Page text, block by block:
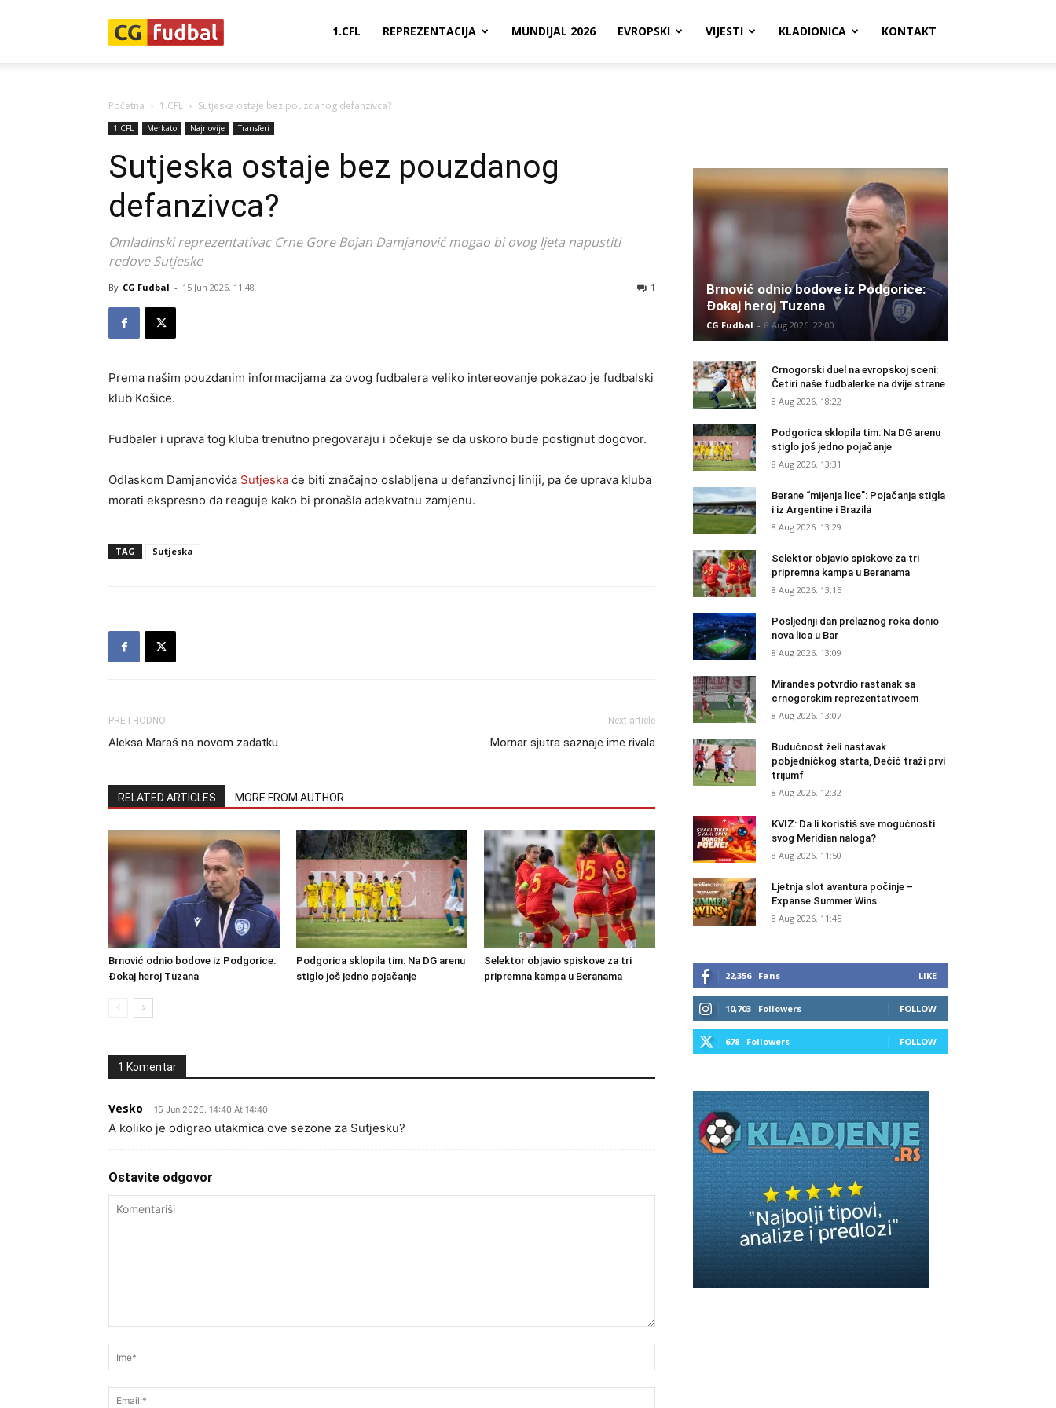
1.CFL REPREZENTACIJA MUNDIJAL 2026 EVROPSKI VIJESTI KLADIONICA KONTAKT
Početna 1.CFL Sutjeska ostaje bez pouzdanog defanzivca?
1.CFL Merkato Najnovije Transferi
Sutjeska ostaje bez pouzdanog
defanzivca?
Omladinski reprezentativac Crne Gore Bojan Damjanović mogao bi ovog ljeta napustiti
redove Sutjeske
By CG Fudbal - 15 Jun 2026. 11:48 1
Prema našim pouzdanim informacijama za ovog fudbalera veliko intereovanje pokazao je fudbalski
klub Košice.
Fudbaler i uprava tog kluba trenutno pregovaraju i očekuje se da uskoro bude postignut dogovor.
Odlaskom Damjanovića Sutjeska će biti značajno oslabljena u defanzivnoj liniji, pa će uprava kluba
morati ekspresno da reaguje kako bi pronašla adekvatnu zamjenu.
TAG Sutjeska
PRETHODNO
Aleksa Maraš na novom zadatku
Next article
Mornar sjutra saznaje ime rivala
RELATED ARTICLES MORE FROM AUTHOR
Brnović odnio bodove iz Podgorice:
Đokaj heroj Tuzana
Podgorica sklopila tim: Na DG arenu
stiglo još jedno pojačanje
Selektor objavio spiskove za tri
pripremna kampa u Beranama
1 Komentar
Vesko 15 Jun 2026. 14:40 At 14:40
A koliko je odigrao utakmica ove sezone za Sutjesku?
Ostavite odgovor
Brnović odnio bodove iz Podgorice:
Đokaj heroj Tuzana
CG Fudbal - 8 Aug 2026. 22:00
Crnogorski duel na evropskoj sceni:
Četiri naše fudbalerke na dvije strane
8 Aug 2026. 18:22
Podgorica sklopila tim: Na DG arenu
stiglo još jedno pojačanje
8 Aug 2026. 13:31
Berane “mijenja lice”: Pojačanja stigla
i iz Argentine i Brazila
8 Aug 2026. 13:29
Selektor objavio spiskove za tri
pripremna kampa u Beranama
8 Aug 2026. 13:15
Posljednji dan prelaznog roka donio
nova lica u Bar
8 Aug 2026. 13:09
Mirandes potvrdio rastanak sa
crnogorskim reprezentativcem
8 Aug 2026. 13:07
Budućnost želi nastavak
pobjedničkog starta, Dečić traži prvi
trijumf
8 Aug 2026. 12:32
KVIZ: Da li koristiš sve mogućnosti
svog Meridian naloga?
8 Aug 2026. 11:50
Ljetnja slot avantura počinje –
Expanse Summer Wins
8 Aug 2026. 11:45
22,356 Fans LIKE
10,703 Followers FOLLOW
678 Followers FOLLOW